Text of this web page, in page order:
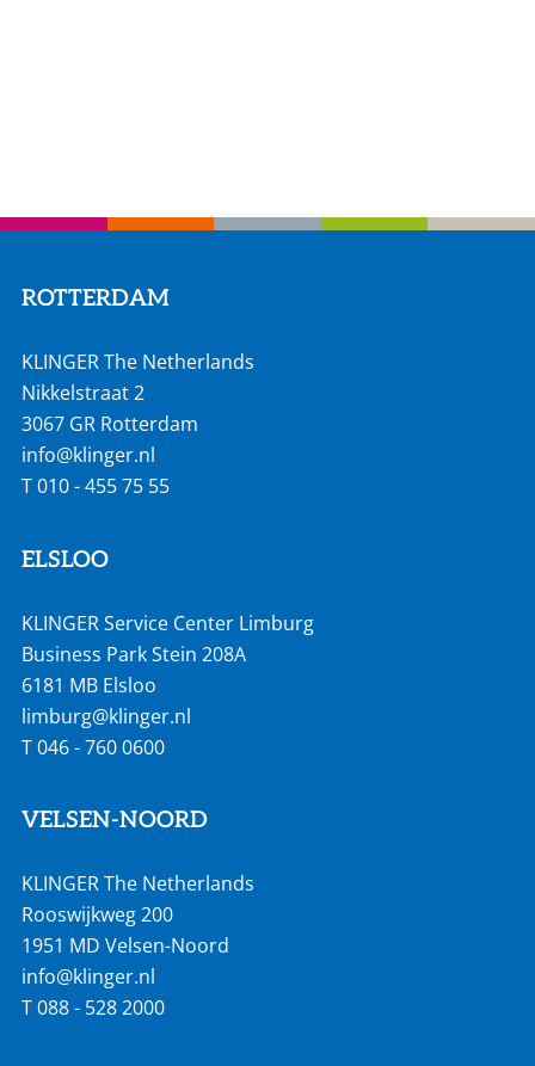
ROTTERDAM
KLINGER The Netherlands
Nikkelstraat 2
3067 GR Rotterdam
info@klinger.nl
T010 - 455 75 55
ELSLOO
KLINGER Service Center Limburg
Business Park Stein 208A
6181 MB Elsloo
limburg@klinger.nl
T046 - 760 0600
VELSEN-NOORD
KLINGER The Netherlands
Rooswijkweg 200
1951 MD Velsen-Noord
info@klinger.nl
T088 - 528 2000